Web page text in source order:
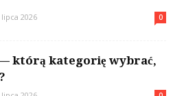
lipca 2026 0
którą kategorię wybrać,